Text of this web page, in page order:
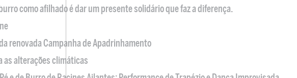
como afilhado é dar um presente solidário que faz a diferença.
renovada Campanha de Apadrinhamento
as alterações climáticas